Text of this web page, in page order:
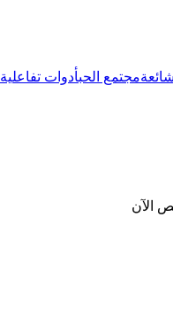
مجتمع الحبأدوات تفاعلية
الآن